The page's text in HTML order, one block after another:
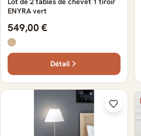
ENYRA vert
549,00 €
Détail